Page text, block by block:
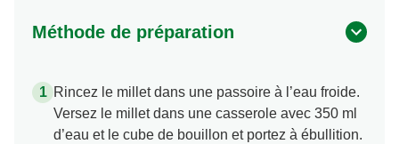
Méthode de préparation
Rincez le millet dans une passoire à l’eau froide.
Versez le millet dans une casserole avec 350 ml
d’eau et le cube de bouillon et portez à ébullition.